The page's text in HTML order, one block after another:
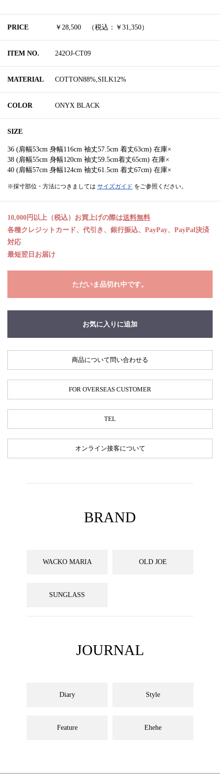
PRICE ￥28,500 （税込：￥31,350）
ITEM NO. 242OJ-CT09
MATERIAL COTTON88%,SILK12%
COLOR ONYX BLACK
SIZE
36 (肩幅53cm 身幅116cm 袖丈57.5cm 着丈63cm) 在庫×
38 (肩幅55cm 身幅120cm 袖丈59.5cm着丈65cm) 在庫×
40 (肩幅57cm 身幅124cm 袖丈61.5cm 着丈67cm) 在庫×
※採寸部位・方法につきましては サイズガイド をご参照ください。
10,000円以上（税込）お買上げの際は送料無料
各種クレジットカード、代引き、銀行振込、PayPay、PayPal決済
対応
最短翌日お届け
ただいま品切れ中です。
お気に入りに追加
商品について問い合わせる
FOR OVERSEAS CUSTOMER
TEL
オンライン接客について
BRAND
WACKO MARIA OLD JOE
SUNGLASS
JOURNAL
Diary Style
Feature Ehehe